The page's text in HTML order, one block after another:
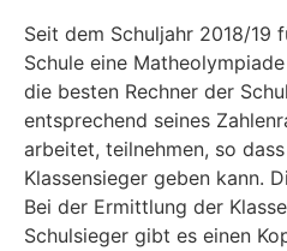
Seit dem Schuljahr 2018/19
Schule eine
die besten Rechner der
entsprechend seines
arbeitet, teilnehmen, so
Klassensieger geben kann.
Bei der Ermittlung der
Schulsieger gibt es einen